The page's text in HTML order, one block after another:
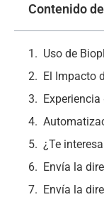
Contenido
Uso de
El Impacto
¿Te
Envía la
Envía la